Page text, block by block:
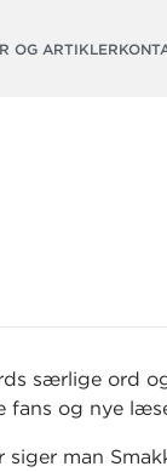
OG ARTIKLER
særlige ord
fans og nye
man